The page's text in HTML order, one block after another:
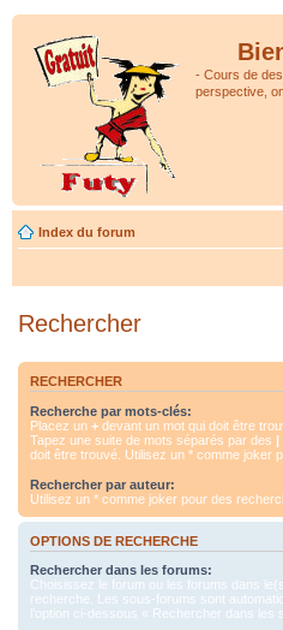
- Cours de
perspective,
Index du forum
Rechercher
RECHERCHER
Recherche par mots-clés:
Placez un + devant un mot qui doit être
Tapez une suite de mots séparés par des |
doit être trouvé. Utilisez un * comme joker
Rechercher par auteur:
Utilisez un * comme joker pour des
OPTIONS DE RECHERCHE
Rechercher dans les forums:
Choisissez le forum ou les forums dans
recherche. Les sous-forums sont
l’option ci-dessous « Rechercher dans les